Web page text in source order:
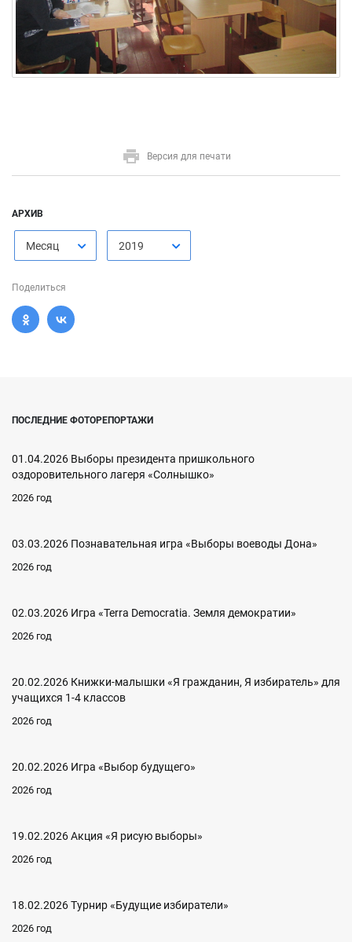
Версия для печати
АРХИВ
Месяц 2019
Поделиться
ПОСЛЕДНИЕ ФОТОРЕПОРТАЖИ
01.04.2026 Выборы президента пришкольного
оздоровительного лагеря «Солнышко»
2026 год
03.03.2026 Познавательная игра «Выборы воеводы Дона»
2026 год
02.03.2026 Игра «Terra Democratia. Земля демократии»
2026 год
20.02.2026 Книжки-малышки «Я гражданин, Я избиратель» для
учащихся 1-4 классов
2026 год
20.02.2026 Игра «Выбор будущего»
2026 год
19.02.2026 Акция «Я рисую выборы»
2026 год
18.02.2026 Турнир «Будущие избиратели»
2026 год